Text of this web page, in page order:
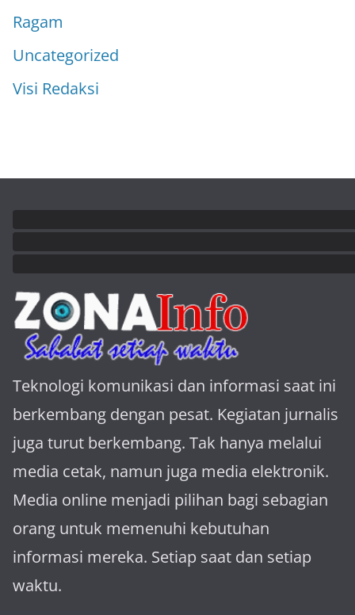
Ragam
Uncategorized
Visi Redaksi
Teknologi komunikasi dan informasi saat ini
berkembang dengan pesat. Kegiatan jurnalis
juga turut berkembang. Tak hanya melalui
media cetak, namun juga media elektronik.
Media online menjadi pilihan bagi sebagian
orang untuk memenuhi kebutuhan
informasi mereka. Setiap saat dan setiap
waktu.